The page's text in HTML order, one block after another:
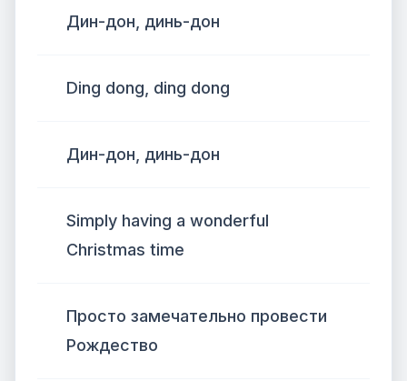
Дин-дон, динь-дон
Ding dong, ding dong
Дин-дон, динь-дон
Simply having a wonderful
Christmas time
Просто замечательно провести
Рождество